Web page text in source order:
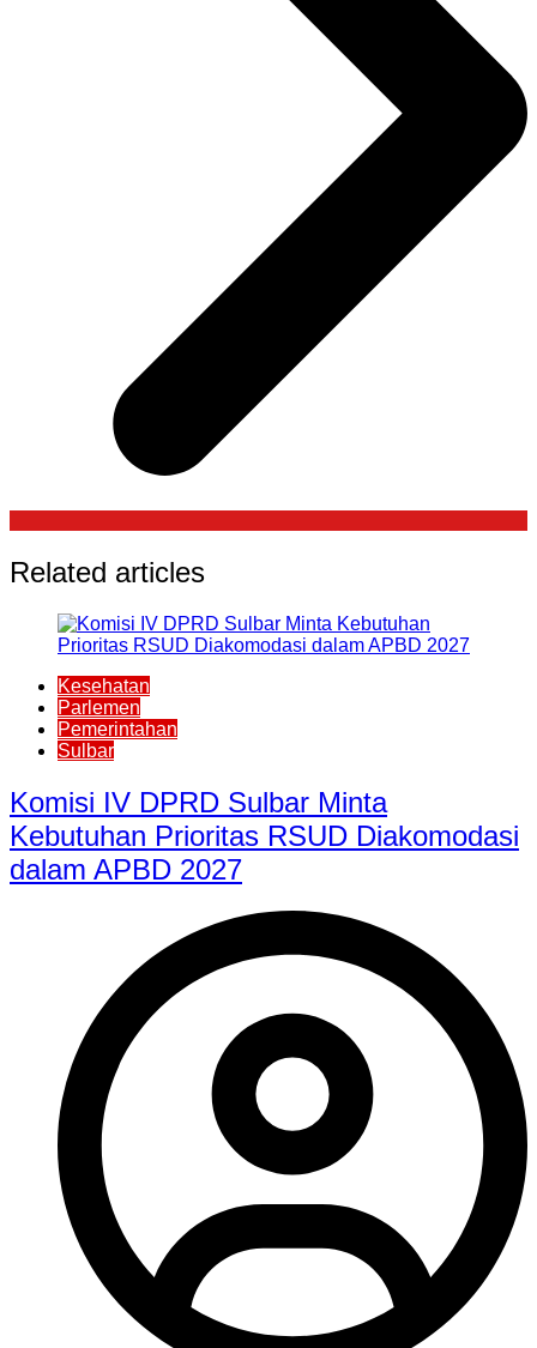
Related articles
Kesehatan
Parlemen
Pemerintahan
Sulbar
Komisi IV DPRD Sulbar Minta
Kebutuhan Prioritas RSUD Diakomodasi
dalam APBD 2027